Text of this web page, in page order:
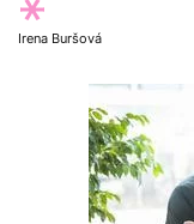
Irena Buršová